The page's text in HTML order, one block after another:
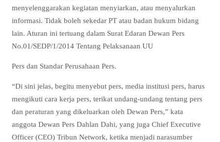
menyelenggarakan kegiatan menyiarkan, atau menyalurkan
informasi. Tidak boleh sekedar PT atau badan hukum bidang
lain. Aturan ini tertuang dalam Surat Edaran Dewan Pers
No.01/SEDP/1/2014 Tentang Pelaksanaan UU
Pers dan Standar Perusahaan Pers.
“Di sini jelas, begitu menyebut pers, media institusi pers, harus
mengikuti cara kerja pers, terikat undang-undang tentang pers
dan peraturan yang dikeluarkan oleh Dewan Pers,” kata
anggota Dewan Pers Dahlan Dahi, yang juga Chief Executive
Officer (CEO) Tribun Network, ketika menjadi narasumber